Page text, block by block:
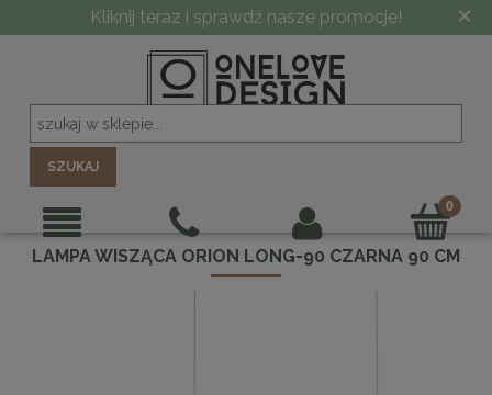
Kliknij teraz i sprawdź nasze promocje! ×
SZUKAJ
LAMPA WISZĄCA ORION LONG-90 CZARNA 90 CM